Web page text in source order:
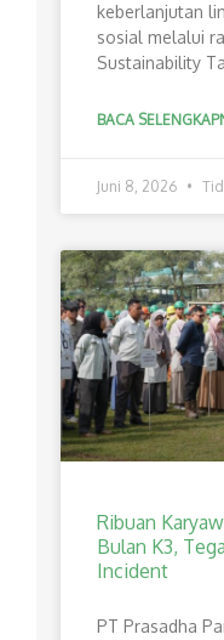
keberlanjutan
sosial melalui
Sustainability
BACA
Juni 8, 2026
Ribuan
Bulan K3,
Incident
PT Prasadha